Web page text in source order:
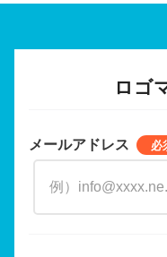
ロゴ
メールアドレス